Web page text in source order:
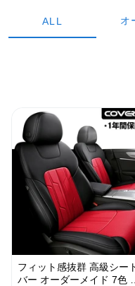
ALL オ
フィット感抜群 高級シー
バー オーダーメイド 7色 防